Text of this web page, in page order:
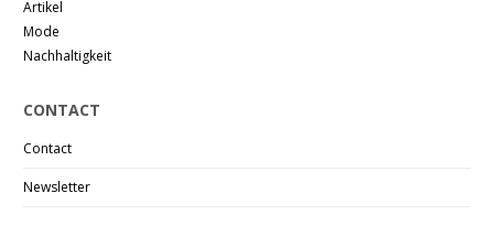
Artikel
Mode
Nachhaltigkeit
CONTACT
Contact
Newsletter